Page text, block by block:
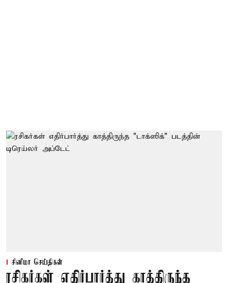
சினிமா செய்திகள்
ரசிகர்கள் எதிர்பார்த்து காத்திருந்த